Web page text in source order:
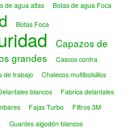
de agua altas Botas de agua Foca
Botas Foca
Capazos de
grandes
Cascos contra
de trabajo Chalecos multibolsillos
blancos
Fabrica delantales
Fajas Turbo Filtros 3M
Guantes algodón blancos